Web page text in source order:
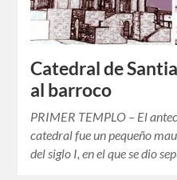
Catedral de
al barroco
PRIMER TEMPLO – El
catedral fue un pequeño
del siglo I, en el que se dio